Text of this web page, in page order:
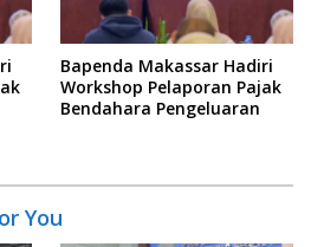
Bapenda Makassar Hadiri
Workshop Pelaporan Pajak
Bendahara Pengeluaran
You